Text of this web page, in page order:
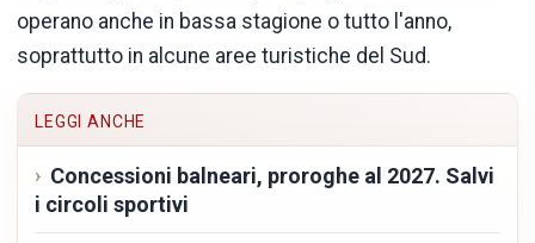
operano anche in bassa stagione o tutto l'anno,
soprattutto in alcune aree turistiche del Sud.
LEGGI ANCHE
Concessioni balneari, proroghe al 2027. Salvi
i circoli sportivi